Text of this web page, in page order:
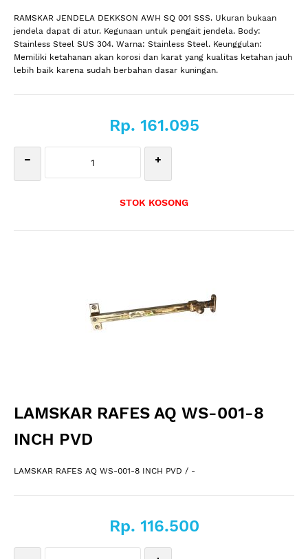
RAMSKAR JENDELA DEKKSON AWH SQ 001 SSS. Ukuran bukaan
jendela dapat di atur. Kegunaan untuk pengait jendela. Body:
Stainless Steel SUS 304. Warna: Stainless Steel. Keunggulan:
Memiliki ketahanan akan korosi dan karat yang kualitas ketahan jauh
lebih baik karena sudah berbahan dasar kuningan.
Rp. 161.095
STOK KOSONG
LAMSKAR RAFES AQ WS-001-8
INCH PVD
LAMSKAR RAFES AQ WS-001-8 INCH PVD / -
Rp. 116.500